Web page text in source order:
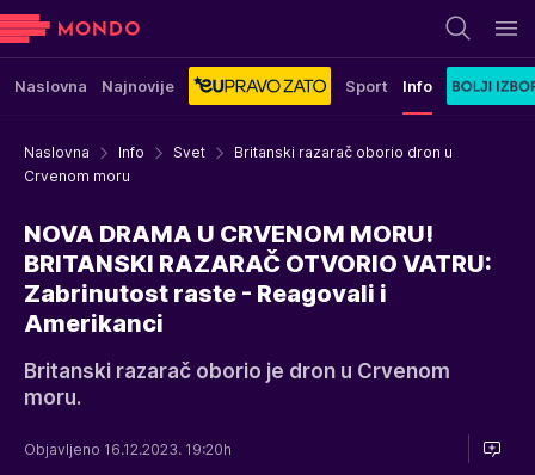
Naslovna Najnovije Sport Info
Naslovna Info Svet
Britanski razarač oborio dron u
Crvenom moru
NOVA DRAMA U CRVENOM MORU!
BRITANSKI RAZARAČ OTVORIO VATRU:
Zabrinutost raste - Reagovali i
Amerikanci
Britanski razarač oborio je dron u Crvenom
moru.
Objavljeno 16.12.2023. 19:20h